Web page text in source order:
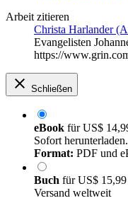
Arbeit zitieren
Christa Harlander
Evangelisten
https://
Schließen
eBook fürUS$
Sofort
Format: PDF und
Buch fürUS$ 15,99
Versand weltweit